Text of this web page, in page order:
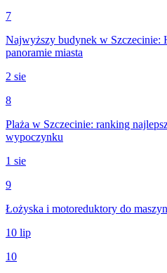
7
Najwyższy budynek w Szczecinie:
panoramie miasta
2 sie
8
Plaża w Szczecinie: ranking
wypoczynku
1 sie
9
Łożyska i motoreduktory do
10 lip
10